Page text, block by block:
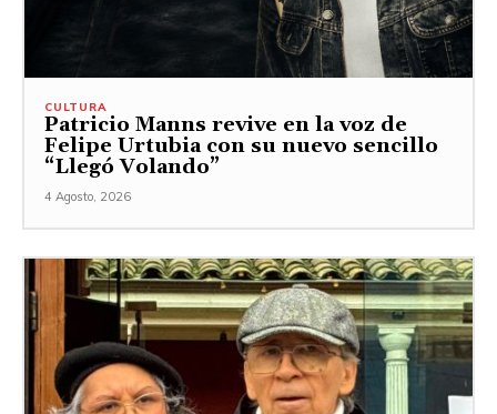
CULTURA
Patricio Manns revive en la voz de
Felipe Urtubia con su nuevo sencillo
“Llegó Volando”
4 Agosto, 2026